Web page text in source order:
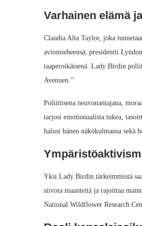
Varhainen elämä
Claudia Alta Taylor, joka
aviomieheensä, presidentti
taaperoikäisenä. Lady Birdin
Avenuen.”
Poliittisena neuvonantajana,
tarjosi emotionaalista tukea,
halusi hänen näkökulmansa sekä
Yksi Lady Birdin tärkeimmistä
siivota maanteitä ja rajoittaa
National Wildflower Research